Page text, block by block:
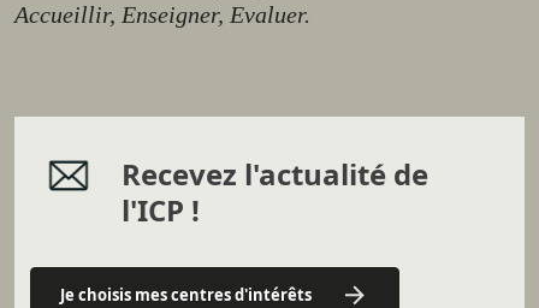
Accueillir, Enseigner, Evaluer.
Recevez l'actualité de
l'ICP !
Je choisis mes centres d'intérêts